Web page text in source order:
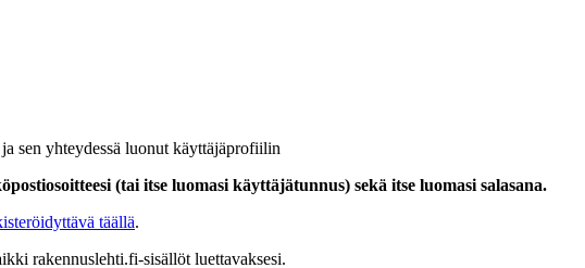
sen yhteydessä luonut käyttäjäprofiilin
(tai itse luomasi käyttäjätunnus) sekä itse luomasi salasana.
täällä.
rakennuslehti.fi-sisällöt luettavaksesi.